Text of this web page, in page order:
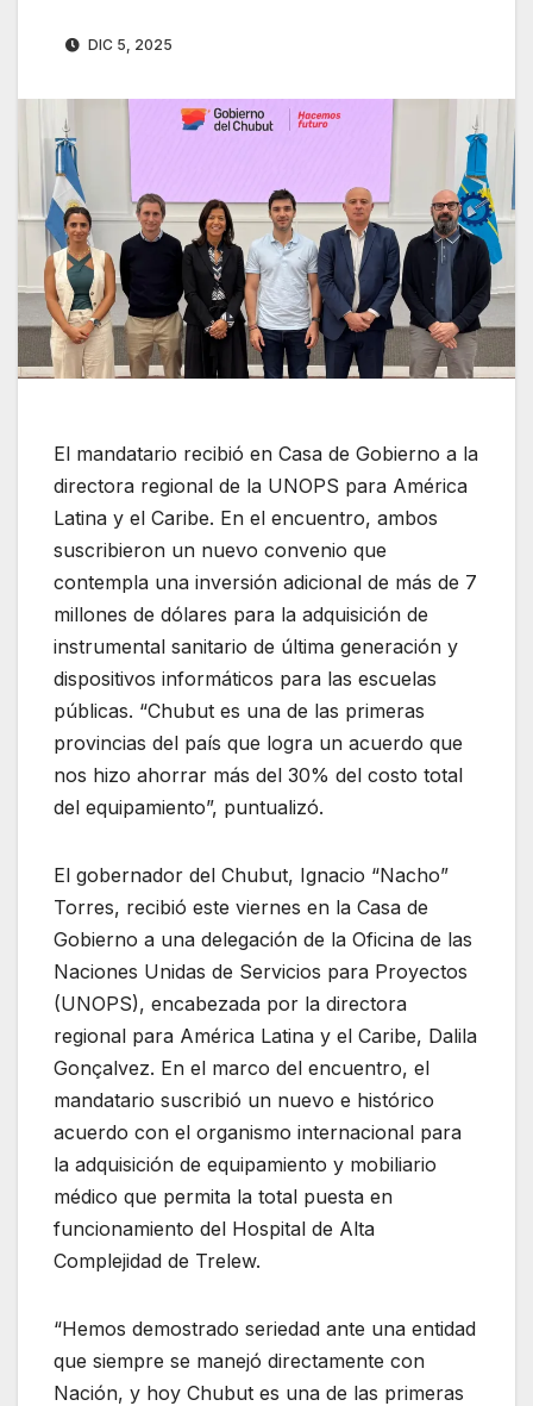
DIC 5, 2025
El mandatario recibió en Casa de Gobierno a la
directora regional de la UNOPS para América
Latina y el Caribe. En el encuentro, ambos
suscribieron un nuevo convenio que
contempla una inversión adicional de más de 7
millones de dólares para la adquisición de
instrumental sanitario de última generación y
dispositivos informáticos para las escuelas
públicas. “Chubut es una de las primeras
provincias del país que logra un acuerdo que
nos hizo ahorrar más del 30% del costo total
del equipamiento”, puntualizó.
El gobernador del Chubut, Ignacio “Nacho”
Torres, recibió este viernes en la Casa de
Gobierno a una delegación de la Oficina de las
Naciones Unidas de Servicios para Proyectos
(UNOPS), encabezada por la directora
regional para América Latina y el Caribe, Dalila
Gonçalvez. En el marco del encuentro, el
mandatario suscribió un nuevo e histórico
acuerdo con el organismo internacional para
la adquisición de equipamiento y mobiliario
médico que permita la total puesta en
funcionamiento del Hospital de Alta
Complejidad de Trelew.
“Hemos demostrado seriedad ante una entidad
que siempre se manejó directamente con
Nación, y hoy Chubut es una de las primeras